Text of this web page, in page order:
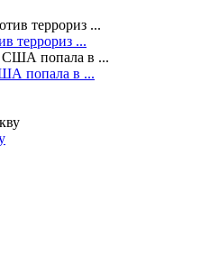
террориз ...
попала в ...